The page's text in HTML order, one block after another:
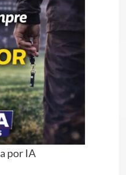
por IA